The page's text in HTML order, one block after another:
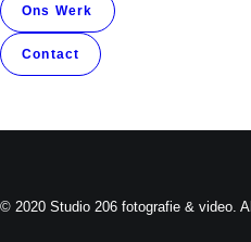
Ons Werk
Contact
© 2020 Studio 206 fotografie & video.